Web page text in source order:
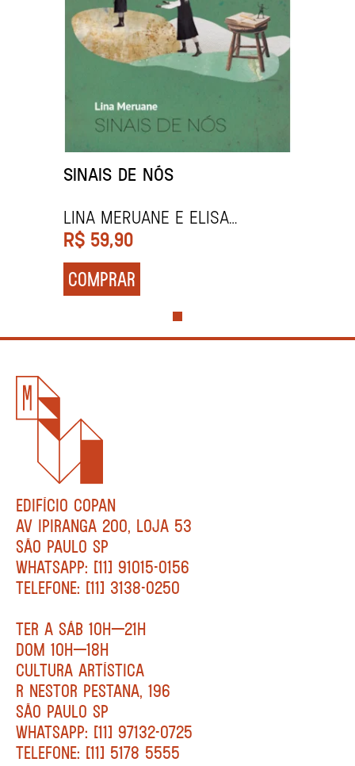
SINAIS DE NÓS
Lina Meruane e Elisa
Menezes
R$ 59,90
COMPRAR
EDIFÍCIO COPAN
AV IPIRANGA 200, LOJA 53
SÃO PAULO SP
WHATSAPP: [11] 91015-0156
TELEFONE: [11] 3138-0250
TER A SÁB 10H—21H
DOM 10H—18H
CULTURA ARTÍSTICA
R NESTOR PESTANA, 196
SÃO PAULO SP
WHATSAPP: [11] 97132-0725
TELEFONE: [11] 5178 5555